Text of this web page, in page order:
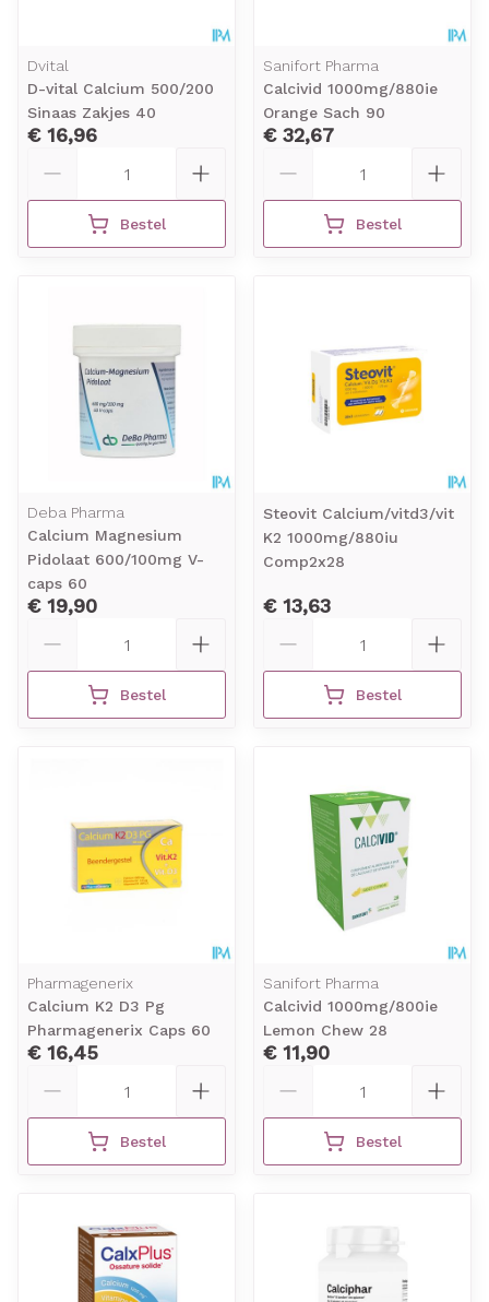
Dvital
D-vital Calcium 500/200
Sinaas Zakjes 40
€ 16,96
Bestel
Sanifort Pharma
Calcivid 1000mg/880ie
Orange Sach 90
€ 32,67
Bestel
Deba Pharma
Calcium Magnesium
Pidolaat 600/100mg V-
caps 60
€ 19,90
Bestel
Steovit Calcium/vitd3/vit
K2 1000mg/880iu
Comp2x28
€ 13,63
Bestel
Pharmagenerix
Calcium K2 D3 Pg
Pharmagenerix Caps 60
€ 16,45
Bestel
Sanifort Pharma
Calcivid 1000mg/800ie
Lemon Chew 28
€ 11,90
Bestel